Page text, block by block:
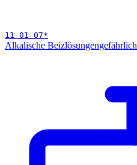
11 01 07*
Alkalische Beizlösungengefährlich